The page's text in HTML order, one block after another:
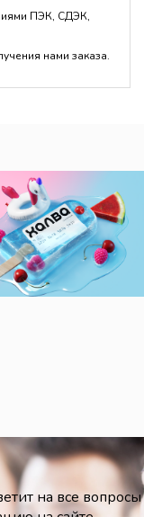
ПЭК, СДЭК,
нами заказа.
на все вопросы